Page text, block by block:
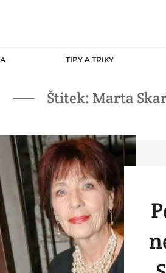
TIPY A TRIKY
Štítek: Marta